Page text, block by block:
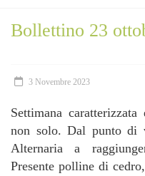
Bollettino 23
3 Novembre 2023
Settimana
non solo. Dal punto di
Alternaria a
Presente polline di